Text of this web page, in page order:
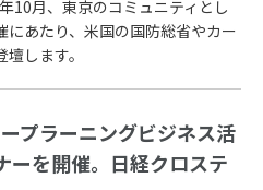
10月、東京のコミュニティとし
にあたり、米国の国防総省やカー
します。
プラーニングビジネス活
ーを開催。日経クロステ